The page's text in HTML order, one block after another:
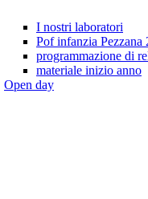
I nostri laboratori
Pof infanzia Pezzana
programmazione di
materiale inizio anno
Open day